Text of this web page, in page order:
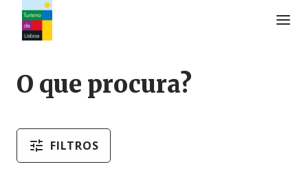
O que procura?
FILTROS